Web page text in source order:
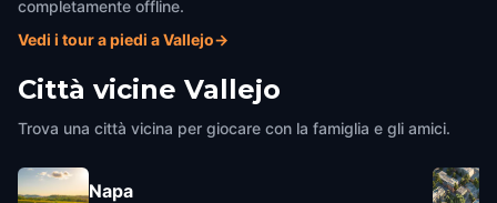
completamente offline.
Vedi i tour a piedi a Vallejo→
Città vicine Vallejo
Trova una città vicina per giocare con la famiglia e gli amici.
Napa